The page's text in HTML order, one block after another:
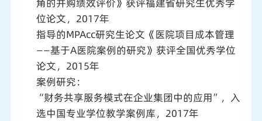
角的并购绩效评价》获评福建省研究生优秀学
位论文，2017年
指导的MPAcc研究生论文《医院项目成本管理
――基于A医院案例的研究》获评全国优秀学位
论文，2015年
案例研究：
“财务共享服务模式在企业集团中的应用”，入
选中国专业学位教学案例库，2017年